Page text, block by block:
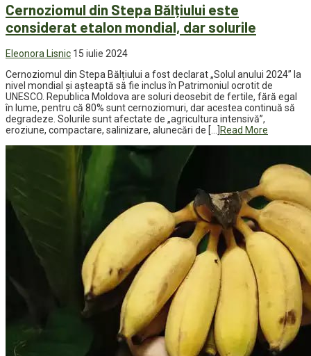
Cernoziomul din Stepa Bălțiului este
considerat etalon mondial, dar solurile
Eleonora Lisnic 15 iulie 2024
Cernoziomul din Stepa Bălțiului a fost declarat „Solul anului 2024” la
nivel mondial și așteaptă să fie inclus în Patrimoniul ocrotit de
UNESCO. Republica Moldova are soluri deosebit de fertile, fără egal
în lume, pentru că 80% sunt cernoziomuri, dar acestea continuă să
degradeze. Solurile sunt afectate de „agricultura intensivă”,
eroziune, compactare, salinizare, alunecări de […]
Read More